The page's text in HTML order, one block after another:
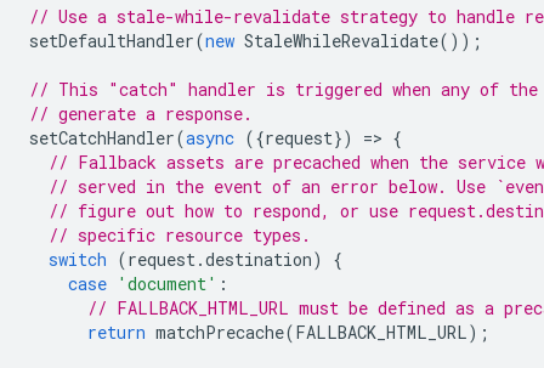
// Use a stale-while-revalidate strategy to handle
setDefaultHandler(new StaleWhileRevalidate());
// This "catch" handler is triggered when any of
// generate a response.
setCatchHandler(async ({request}) => {
// Fallback assets are precached when the
// served in the event of an error below. Use
// figure out how to respond, or use
// specific resource types.
switch (request.destination)
{
case 'document' :
// FALLBACK_HTML_URL must be defined as a
return matchPrecache(FALLBACK_HTML_URL);